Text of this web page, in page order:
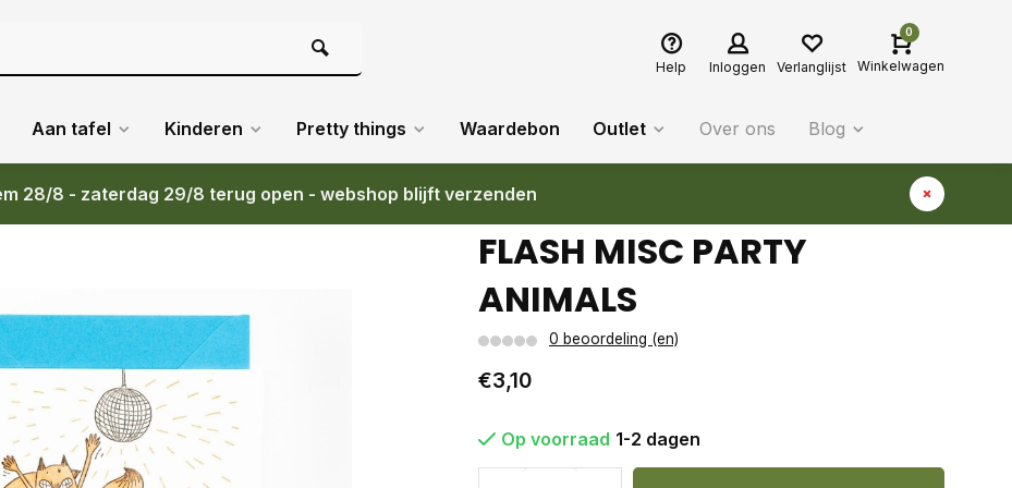
Help Inloggen Verlanglijst
0
Winkelwagen
Aan tafel Kinderen Pretty things Waardebon Outlet Over ons Blog
28/8 - zaterdag 29/8 terug open - webshop blijft verzenden
FLASH MISC PARTY
ANIMALS
0 beoordeling (en)
€3,10
Op voorraad 1-2 dagen